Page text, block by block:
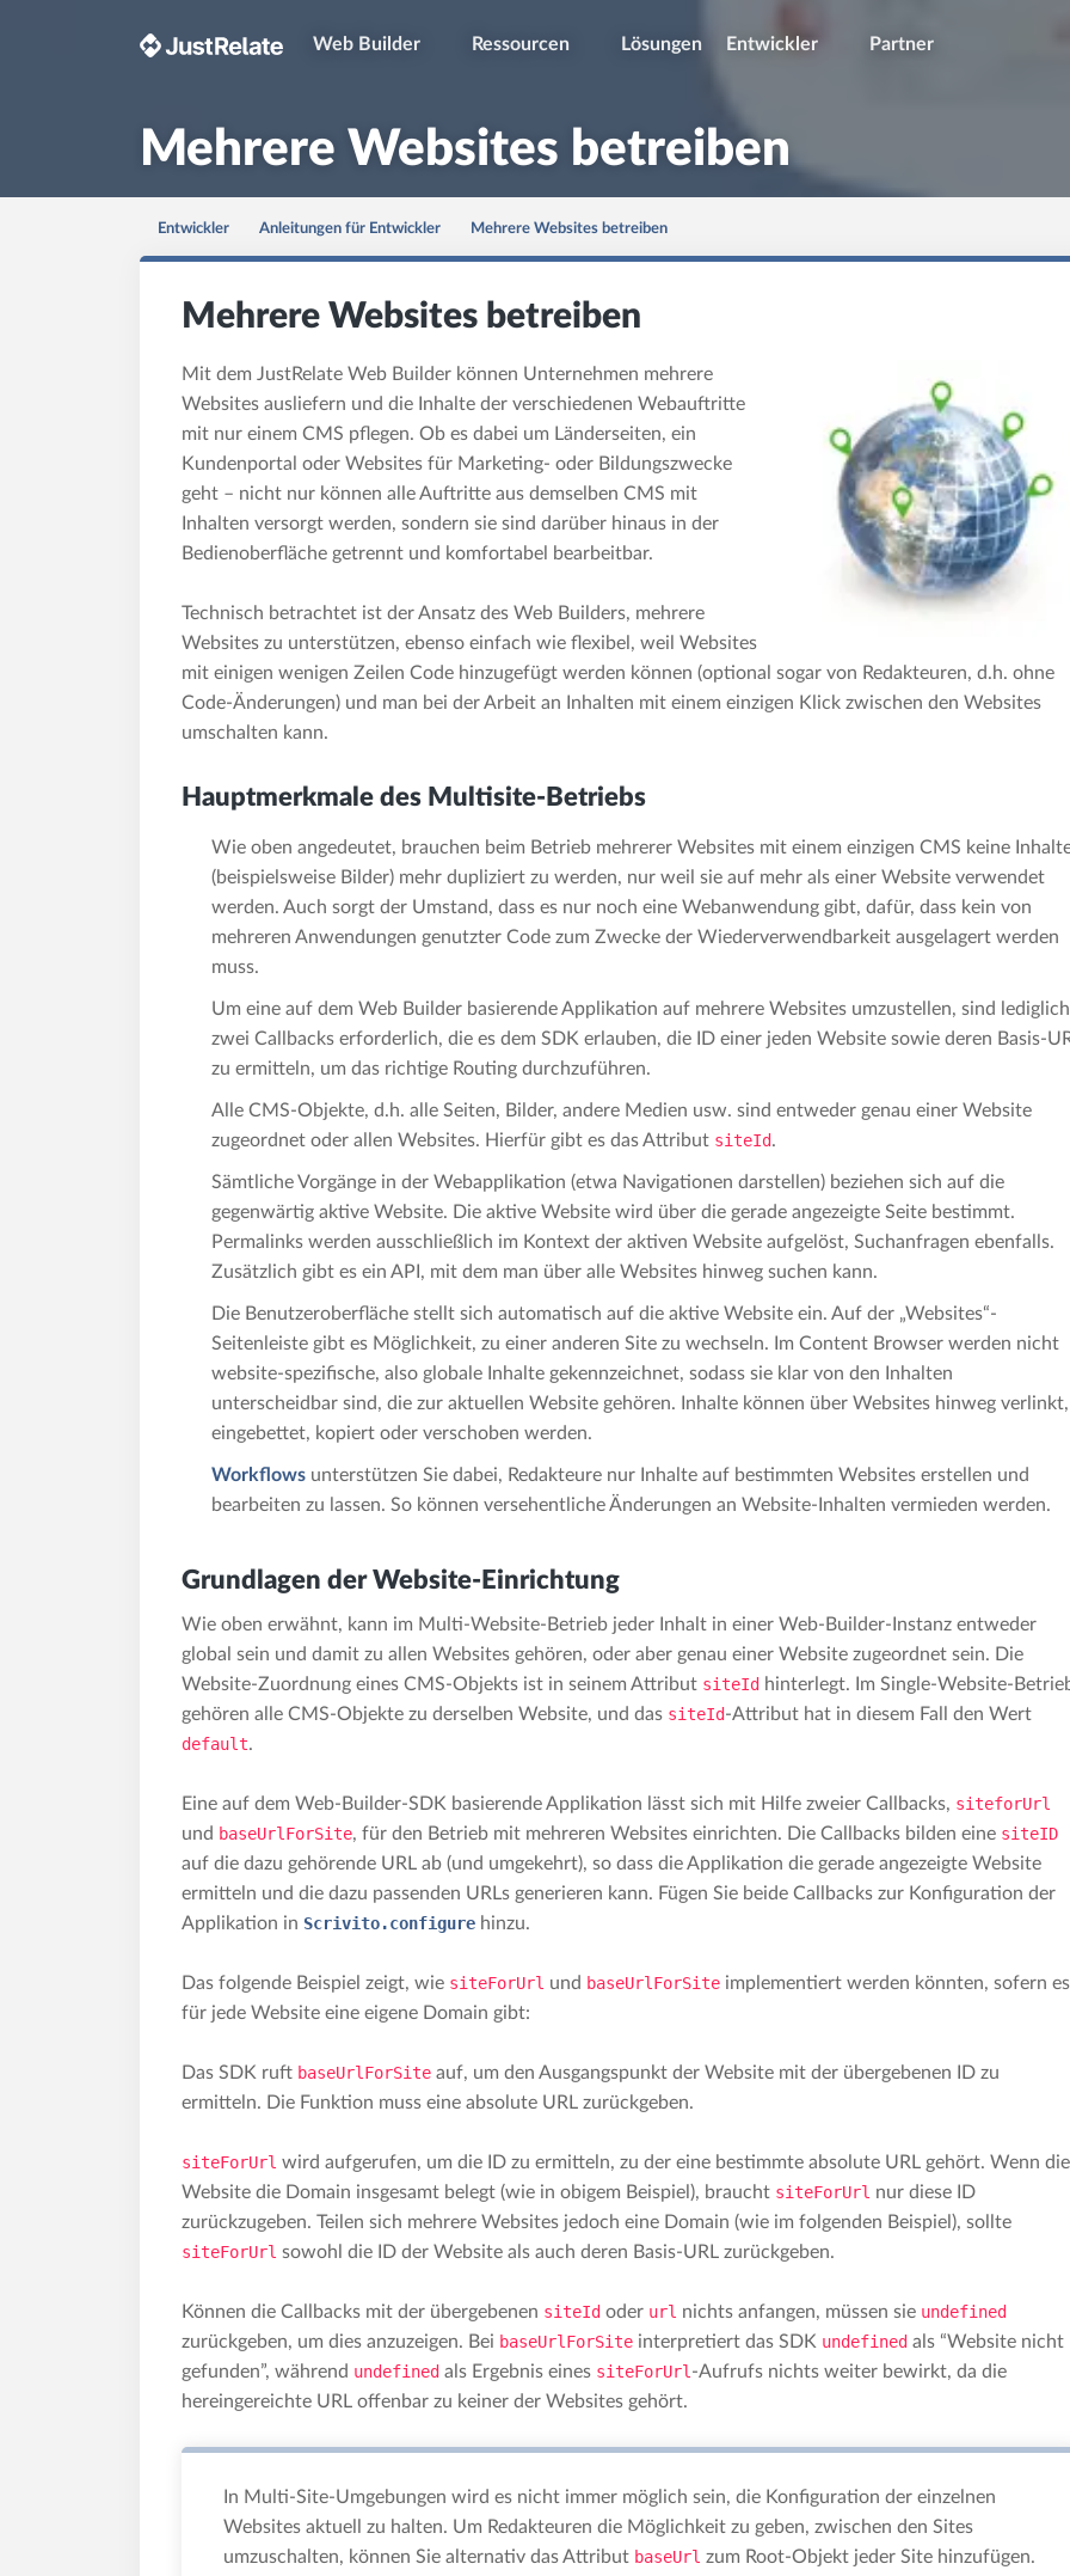
Web Builder Ressourcen Lösungen Entwickler Partner
Mehrere Websites betreiben
Entwickler Anleitungen für Entwickler Mehrere Websites betreiben
Mehrere Websites betreiben
Mit dem JustRelate Web Builder können Unternehmen mehrere
Websites ausliefern und die Inhalte der verschiedenen Webauftritte
mit nur einem CMS pflegen. Ob es dabei um Länderseiten, ein
Kundenportal oder Websites für Marketing- oder Bildungszwecke
geht – nicht nur können alle Auftritte aus demselben CMS mit
Inhalten versorgt werden, sondern sie sind darüber hinaus in der
Bedienoberfläche getrennt und komfortabel bearbeitbar.
Technisch betrachtet ist der Ansatz des Web Builders, mehrere
Websites zu unterstützen, ebenso einfach wie flexibel, weil Websites
mit einigen wenigen Zeilen Code hinzugefügt werden können (optional sogar von Redakteuren, d.h. ohne
Code-Änderungen) und man bei der Arbeit an Inhalten mit einem einzigen Klick zwischen den Websites
umschalten kann.
Hauptmerkmale des Multisite-Betriebs
Wie oben angedeutet, brauchen beim Betrieb mehrerer Websites mit einem einzigen CMS keine
(beispielsweise Bilder) mehr dupliziert zu werden, nur weil sie auf mehr als einer Website verwendet
werden. Auch sorgt der Umstand, dass es nur noch eine Webanwendung gibt, dafür, dass kein von
mehreren Anwendungen genutzter Code zum Zwecke der Wiederverwendbarkeit ausgelagert werden
muss.
Um eine auf dem Web Builder basierende Applikation auf mehrere Websites umzustellen, sind lediglich
zwei Callbacks erforderlich, die es dem SDK erlauben, die ID einer jeden Website sowie deren Basis-
zu ermitteln, um das richtige Routing durchzuführen.
Alle CMS-Objekte, d.h. alle Seiten, Bilder, andere Medien usw. sind entweder genau einer Website
zugeordnet oder allen Websites. Hierfür gibt es das Attribut siteId.
Sämtliche Vorgänge in der Webapplikation (etwa Navigationen darstellen) beziehen sich auf die
gegenwärtig aktive Website. Die aktive Website wird über die gerade angezeigte Seite bestimmt.
Permalinks werden ausschließlich im Kontext der aktiven Website aufgelöst, Suchanfragen ebenfalls.
Zusätzlich gibt es ein API, mit dem man über alle Websites hinweg suchen kann.
Die Benutzeroberfläche stellt sich automatisch auf die aktive Website ein. Auf der „Websites“-
Seitenleiste gibt es Möglichkeit, zu einer anderen Site zu wechseln. Im Content Browser werden nicht
website-spezifische, also globale Inhalte gekennzeichnet, sodass sie klar von den Inhalten
unterscheidbar sind, die zur aktuellen Website gehören. Inhalte können über Websites hinweg verlinkt,
eingebettet, kopiert oder verschoben werden.
Workflows unterstützen Sie dabei, Redakteure nur Inhalte auf bestimmten Websites erstellen und
bearbeiten zu lassen. So können versehentliche Änderungen an Website-Inhalten vermieden werden.
Grundlagen der Website-Einrichtung
Wie oben erwähnt, kann im Multi-Website-Betrieb jeder Inhalt in einer Web-Builder-Instanz entweder
global sein und damit zu allen Websites gehören, oder aber genau einer Website zugeordnet sein. Die
Website-Zuordnung eines CMS-Objekts ist in seinem Attribut siteId hinterlegt. Im Single-Website-
gehören alle CMS-Objekte zu derselben Website, und das siteId-Attribut hat in diesem Fall den Wert
default.
Eine auf dem Web-Builder-SDK basierende Applikation lässt sich mit Hilfe zweier Callbacks, siteforUrl
und baseUrlForSite, für den Betrieb mit mehreren Websites einrichten. Die Callbacks bilden eine siteID
auf die dazu gehörende URL ab (und umgekehrt), so dass die Applikation die gerade angezeigte Website
ermitteln und die dazu passenden URLs generieren kann. Fügen Sie beide Callbacks zur Konfiguration der
Applikation in Scrivito.configure hinzu.
Das folgende Beispiel zeigt, wie siteForUrl und baseUrlForSite implementiert werden könnten, sofern es
für jede Website eine eigene Domain gibt:
Das SDK ruft baseUrlForSite auf, um den Ausgangspunkt der Website mit der übergebenen ID zu
ermitteln. Die Funktion muss eine absolute URL zurückgeben.
siteForUrl wird aufgerufen, um die ID zu ermitteln, zu der eine bestimmte absolute URL gehört. Wenn die
Website die Domain insgesamt belegt (wie in obigem Beispiel), braucht siteForUrl nur diese ID
zurückzugeben. Teilen sich mehrere Websites jedoch eine Domain (wie im folgenden Beispiel), sollte
siteForUrl sowohl die ID der Website als auch deren Basis-URL zurückgeben.
Können die Callbacks mit der übergebenen siteId oder url nichts anfangen, müssen sie undefined
zurückgeben, um dies anzuzeigen. Bei baseUrlForSite interpretiert das SDK undefined als “Website nicht
gefunden”, während undefined als Ergebnis eines siteForUrl -Aufrufs nichts weiter bewirkt, da die
hereingereichte URL offenbar zu keiner der Websites gehört.
In Multi-Site-Umgebungen wird es nicht immer möglich sein, die Konfiguration der einzelnen
Websites aktuell zu halten. Um Redakteuren die Möglichkeit zu geben, zwischen den Sites
umzuschalten, können Sie alternativ das Attribut baseUrl zum Root-Objekt jeder Site hinzufügen.